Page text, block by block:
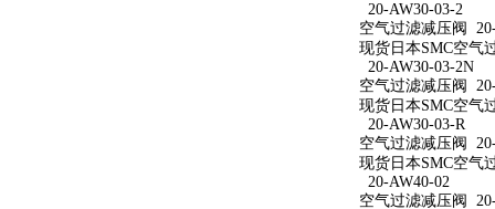
20-AW30-03-2
空气过滤减压阀
现货日本SMC空气
20-AW30-03-2N
空气过滤减压阀
现货日本SMC空气
20-AW30-03-R
空气过滤减压阀
现货日本SMC空气
20-AW40-02
空气过滤减压阀